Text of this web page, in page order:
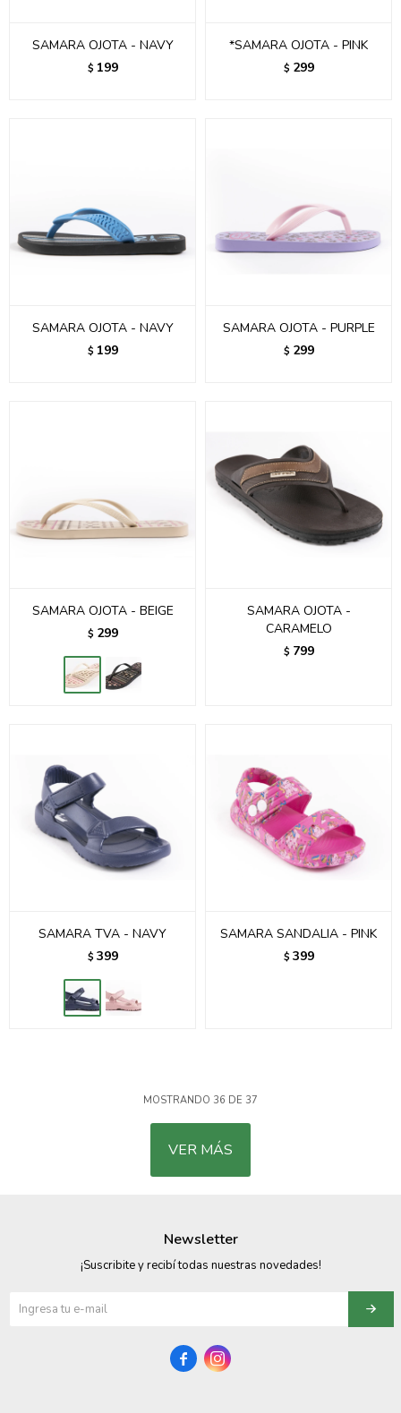
SAMARA OJOTA - NAVY
$ 199
*SAMARA OJOTA - PINK
$ 299
SAMARA OJOTA - NAVY
$ 199
SAMARA OJOTA - PURPLE
$ 299
SAMARA OJOTA - BEIGE
$ 299
SAMARA OJOTA -
CARAMELO
$ 799
SAMARA TVA - NAVY
$ 399
SAMARA SANDALIA - PINK
$ 399
MOSTRANDO 36 DE 37
VER MÁS
Newsletter
¡Suscribite y recibí todas nuestras novedades!
 